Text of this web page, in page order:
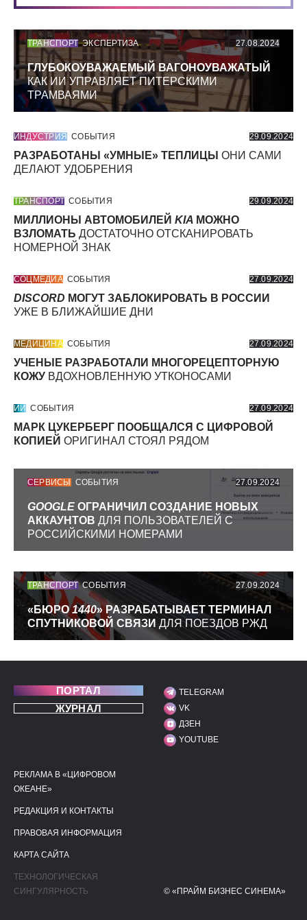
ТРАНСПОРТ ЭКСПЕРТИЗА 27.08.2024
ГЛУБОКОУВАЖАЕМЫЙ ВАГОНОУВАЖАТЫЙ
КАК ИИ УПРАВЛЯЕТ ПИТЕРСКИМИ
ТРАМВАЯМИ
ИНДУСТРИЯ СОБЫТИЯ 29.09.2024
РАЗРАБОТАНЫ «УМНЫЕ» ТЕПЛИЦЫ ОНИ САМИ
ДЕЛАЮТ УДОБРЕНИЯ
ТРАНСПОРТ СОБЫТИЯ 29.09.2024
МИЛЛИОНЫ АВТОМОБИЛЕЙ KIA МОЖНО
ВЗЛОМАТЬ ДОСТАТОЧНО ОТСКАНИРОВАТЬ
НОМЕРНОЙ ЗНАК
СОЦМЕДИА СОБЫТИЯ 27.09.2024
DISCORD МОГУТ ЗАБЛОКИРОВАТЬ В РОССИИ
УЖЕ В БЛИЖАЙШИЕ ДНИ
МЕДИЦИНА СОБЫТИЯ 27.09.2024
УЧЕНЫЕ РАЗРАБОТАЛИ МНОГОРЕЦЕПТОРНУЮ
КОЖУ ВДОХНОВЛЕННУЮ УТКОНОСАМИ
ИИ СОБЫТИЯ 27.09.2024
МАРК ЦУКЕРБЕРГ ПООБЩАЛСЯ С ЦИФРОВОЙ
КОПИЕЙ ОРИГИНАЛ СТОЯЛ РЯДОМ
СЕРВИСЫ СОБЫТИЯ 27.09.2024
GOOGLE ОГРАНИЧИЛ СОЗДАНИЕ НОВЫХ
АККАУНТОВ ДЛЯ ПОЛЬЗОВАТЕЛЕЙ С
РОССИЙСКИМИ НОМЕРАМИ
ТРАНСПОРТ СОБЫТИЯ 27.09.2024
«БЮРО1440» РАЗРАБАТЫВАЕТ ТЕРМИНАЛ
СПУТНИКОВОЙ СВЯЗИ ДЛЯ ПОЕЗДОВ РЖД
ПОРТАЛ
ЖУРНАЛ
МЫ В СОЦИАЛЬНЫХ
TELEGRAM
VK
ДЗЕН
YOUTUBE
ПОЛЕЗНЫЕ ССЫЛКИ
РЕКЛАМА В «ЦИФРОВОМ
ОКЕАНЕ»
РЕДАКЦИЯ И КОНТАКТЫ
ПРАВОВАЯ ИНФОРМАЦИЯ
КАРТА САЙТА
ТЕХНОЛОГИЧЕСКАЯ
СИНГУЛЯРНОСТЬ
© «ПРАЙМ БИЗНЕС СИНЕМА»